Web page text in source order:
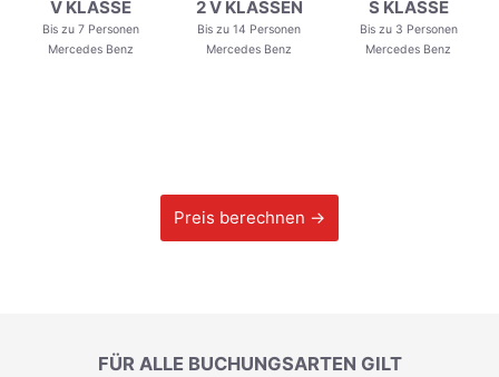
V KLASSE
Bis zu 7 Personen
Mercedes Benz
2 V KLASSEN
Bis zu 14 Personen
Mercedes Benz
S KLASSE
Bis zu 3 Personen
Mercedes Benz
Preis berechnen →
FÜR ALLE BUCHUNGSARTEN GILT